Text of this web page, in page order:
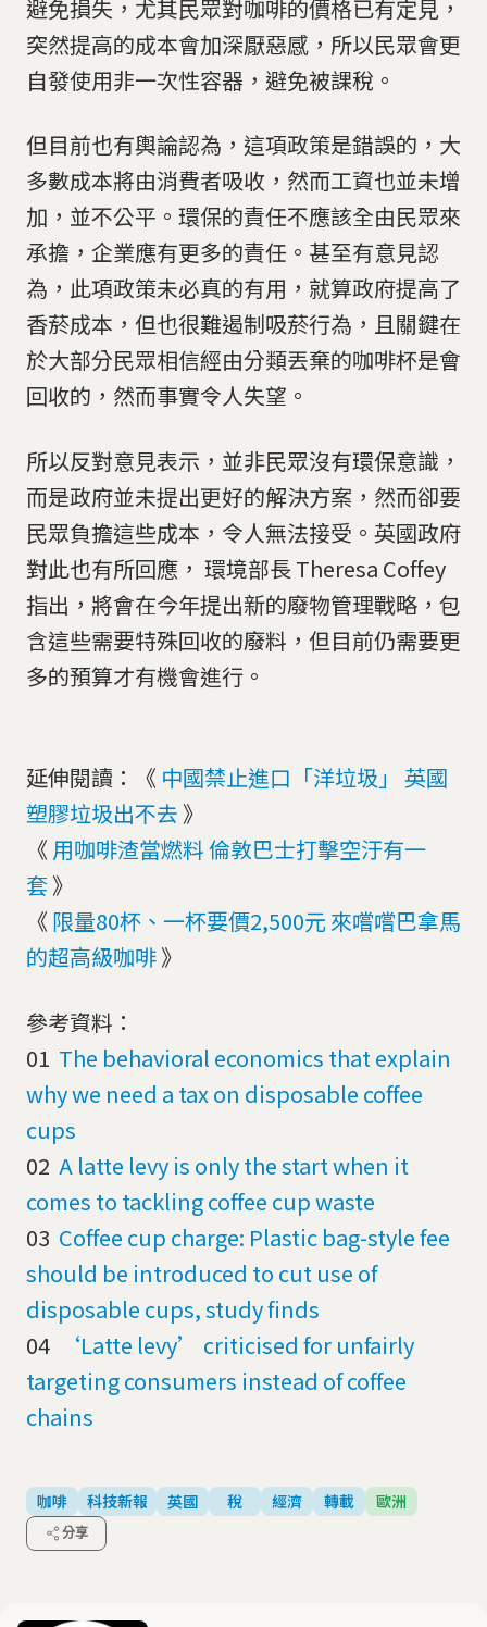
避免損失，尤其民眾對咖啡的價格已有定見，
突然提高的成本會加深厭惡感，所以民眾會更
自發使用非一次性容器，避免被課稅。
但目前也有輿論認為，這項政策是錯誤的，大
多數成本將由消費者吸收，然而工資也並未增
加，並不公平。環保的責任不應該全由民眾來
承擔，企業應有更多的責任。甚至有意見認
為，此項政策未必真的有用，就算政府提高了
香菸成本，但也很難遏制吸菸行為，且關鍵在
於大部分民眾相信經由分類丟棄的咖啡杯是會
回收的，然而事實令人失望。
所以反對意見表示，並非民眾沒有環保意識，
而是政府並未提出更好的解決方案，然而卻要
民眾負擔這些成本，令人無法接受。英國政府
對此也有所回應， 環境部長 Theresa Coffey
指出，將會在今年提出新的廢物管理戰略，包
含這些需要特殊回收的廢料，但目前仍需要更
多的預算才有機會進行。
延伸閱讀：《 中國禁止進口「洋垃圾」 英國
塑膠垃圾出不去 》
《 用咖啡渣當燃料 倫敦巴士打擊空汙有一
套 》
《 限量80杯、一杯要價2,500元 來嚐嚐巴拿馬
的超高級咖啡》
參考資料：
01 The behavioral economics that explain
why we need a tax on disposable coffee
cups
02 A latte levy is only the start when it
comes to tackling coffee cup waste
03 Coffee cup charge: Plastic bag-style fee
should be introduced to cut use of
disposable cups, study finds
04
‘Latte levy’ criticised for unfairly
targeting consumers instead of coffee
chains
咖啡 科技新報 英國 稅 經濟 轉載 歐洲
分享